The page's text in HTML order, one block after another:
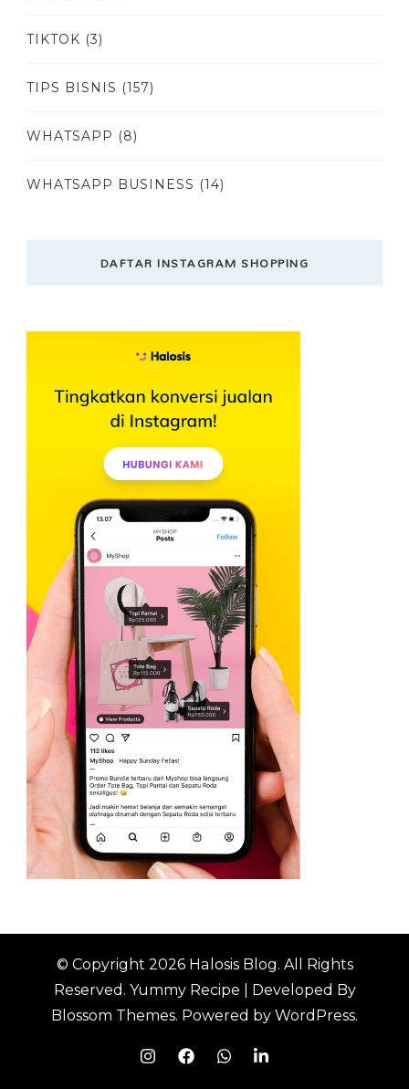
TIKTOK (3)
TIPS BISNIS (157)
WHATSAPP (8)
WHATSAPP BUSINESS (14)
DAFTAR INSTAGRAM SHOPPING
© Copyright 2026 Halosis Blog. All Rights
Reserved. Yummy Recipe | Developed By
Blossom Themes. Powered by WordPress.